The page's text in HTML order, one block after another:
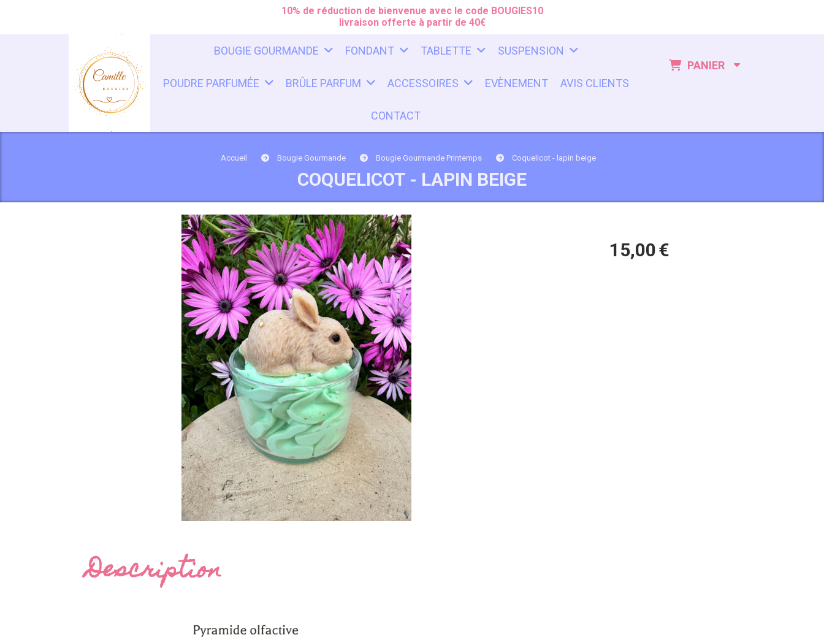
10% de réduction de bienvenue avec le code BOUGIES10
livraison offerte à partir de 40€
BOUGIE GOURMANDE FONDANT TABLETTE SUSPENSION
POUDRE PARFUMÉE BRÛLE PARFUM ACCESSOIRES EVÈNEMENT AVIS CLIENTS
CONTACT
PANIER
Accueil Bougie Gourmande Bougie Gourmande Printemps Coquelicot - lapin beige
COQUELICOT - LAPIN BEIGE
15,00€
Description